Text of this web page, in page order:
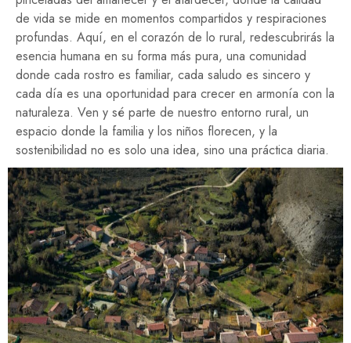
de vida se mide en momentos compartidos y respiraciones
profundas. Aquí, en el corazón de lo rural, redescubrirás la
esencia humana en su forma más pura, una comunidad
donde cada rostro es familiar, cada saludo es sincero y
cada día es una oportunidad para crecer en armonía con la
naturaleza. Ven y sé parte de nuestro entorno rural, un
espacio donde la familia y los niños florecen, y la
sostenibilidad no es solo una idea, sino una práctica diaria.